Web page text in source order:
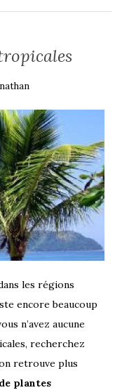
nathan
les régions
encore beaucoup
n’avez aucune
recherchez
retrouve plus
plantes